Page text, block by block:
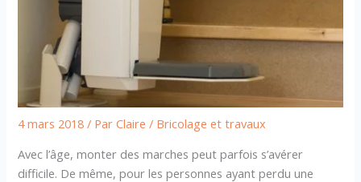
4 mars 2018/ ParClaire/ Bricolage et travaux
Avec l’âge, monter des marches peut parfois s’avérer
difficile. De même, pour les personnes ayant perdu une